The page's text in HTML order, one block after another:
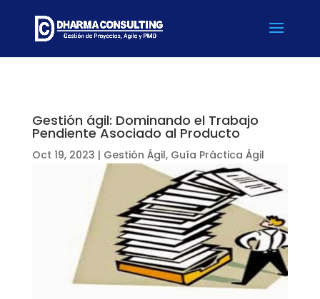
Gestión ágil: Dominando el Trabajo
Pendiente Asociado al Producto
Oct 19, 2023 | Gestión Ágil, Guía Práctica Ágil